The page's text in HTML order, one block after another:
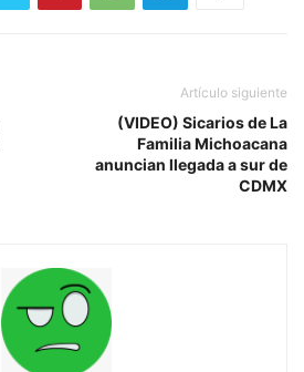
Artículo siguiente
(VIDEO) Sicarios de La
Familia Michoacana
anuncian llegada a sur de
CDMX